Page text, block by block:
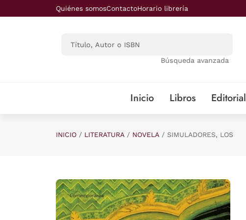
Saltar al contenido principal
Quiénes somosContactoHorario librería
Búsqueda avanzada
Inicio Libros Editorial
INICIO LITERATURA NOVELA SIMULADORES, LOS